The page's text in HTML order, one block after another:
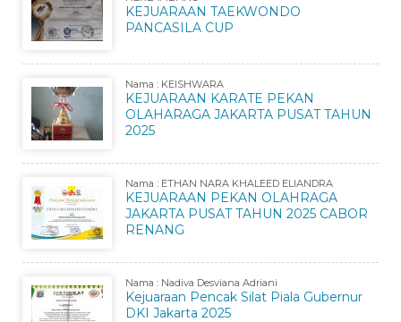
KEJUARAAN TAEKWONDO
PANCASILA CUP
Nama : KEISHWARA
KEJUARAAN KARATE PEKAN
OLAHARAGA JAKARTA PUSAT TAHUN
2025
Nama : ETHAN NARA KHALEED ELIANDRA
KEJUARAAN PEKAN OLAHRAGA
JAKARTA PUSAT TAHUN 2025 CABOR
RENANG
Nama : Nadiva Desviana Adriani
Kejuaraan Pencak Silat Piala Gubernur
DKI Jakarta 2025